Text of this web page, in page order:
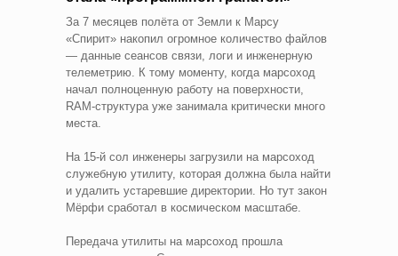
За 7 месяцев полёта от Земли к Марсу
«Спирит» накопил огромное количество файлов
— данные сеансов связи, логи и инженерную
телеметрию. К тому моменту, когда марсоход
начал полноценную работу на поверхности,
RAM-структура уже занимала критически много
места.
На 15-й сол инженеры загрузили на марсоход
служебную утилиту, которая должна была найти
и удалить устаревшие директории. Но тут закон
Мёрфи сработал в космическом масштабе.
Передача утилиты на марсоход прошла